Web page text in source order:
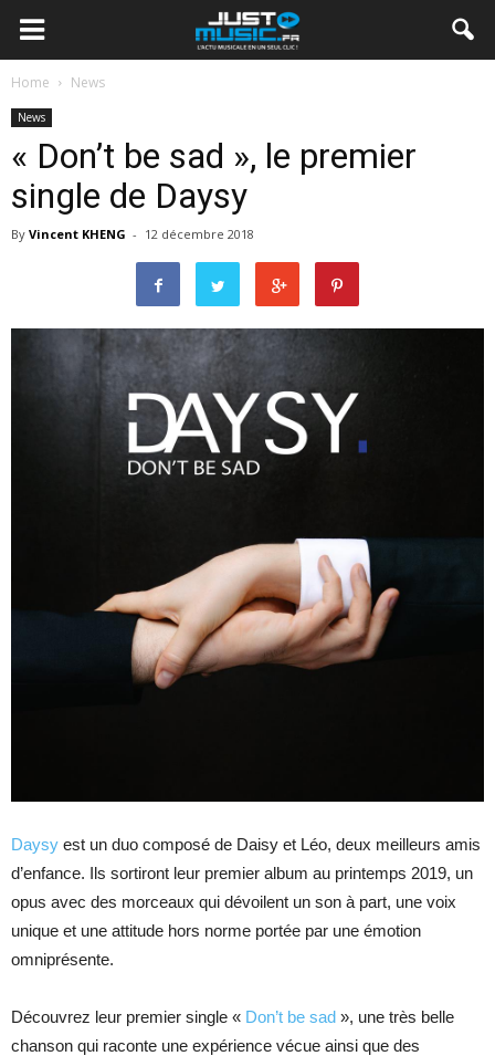
Home News
News
« Don’t be sad », le premier
single de Daysy
By Vincent KHENG - 12 décembre 2018
Daysy est un duo composé de Daisy et Léo, deux meilleurs amis
d’enfance. Ils sortiront leur premier album au printemps 2019, un
opus avec des morceaux qui dévoilent un son à part, une voix
unique et une attitude hors norme portée par une émotion
omniprésente.
Découvrez leur premier single « Don’t be sad », une très belle
chanson qui raconte une expérience vécue ainsi que des